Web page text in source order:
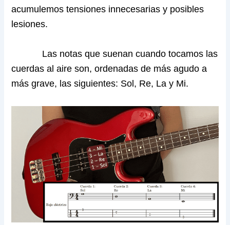
acumulemos tensiones innecesarias y posibles
lesiones.
Las notas que suenan cuando tocamos las
cuerdas al aire son, ordenadas de más agudo a
más grave, las siguientes: Sol, Re, La y Mi.